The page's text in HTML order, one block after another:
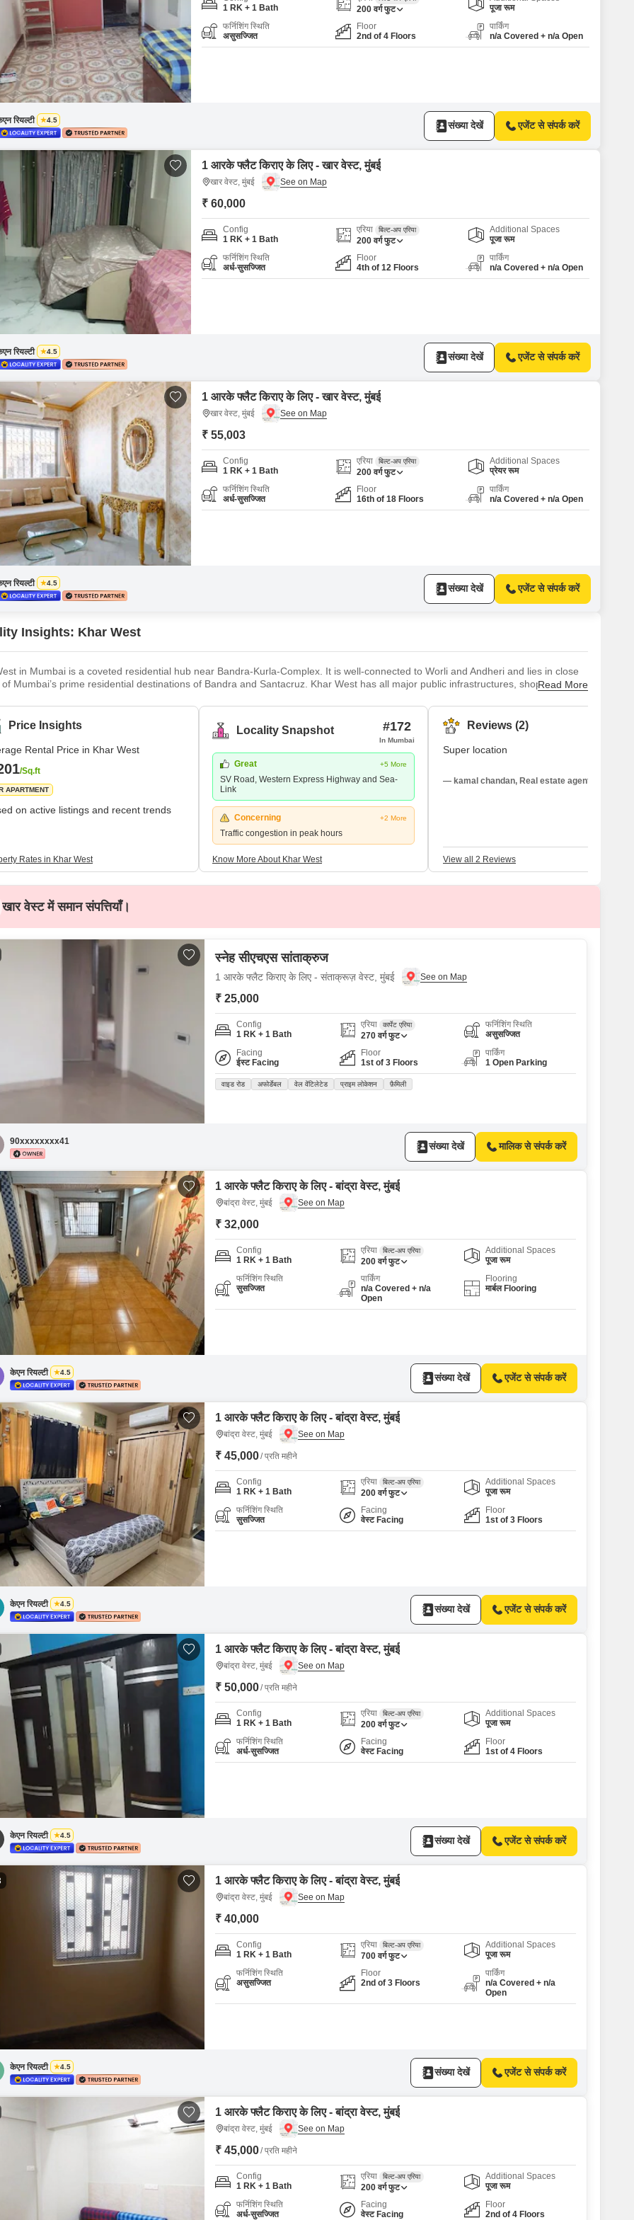
False Ceiling Design
TV Unit Design
Wall Paint Design
Wall Design
Tiles Design
Kitchen Tiles Design
Kitchen False Ceiling Design
Staircase Design
Door Design
Crockery Unit Design
Study Room Design
Mortgage Partnerships
SuperAgent Pro
1 RK + 1 Bath
200 वर्ग फुट
पूजा रूम
फर्निशिंग स्थिति
असुसज्जित
Floor
2nd of 4 Floors
पार्किंग
n/a Covered + n/a Open
रियल्टी 4.5 संख्या देखें एजेंट से संपर्क करें
1 आरके फ्लैट किराए के लिए - खार वेस्ट, मुंबई
खार वेस्ट, मुंबई
₹ 60,000
Config
1 RK + 1 Bath
एरिया बिल्ट-अप एरिया
200 वर्ग फुट
Additional Spaces
पूजा रूम
फर्निशिंग स्थिति
अर्ध-सुसज्जित
Floor
4th of 12 Floors
पार्किंग
n/a Covered + n/a Open
रियल्टी 4.5 संख्या देखें एजेंट से संपर्क करें
1 आरके फ्लैट किराए के लिए - खार वेस्ट, मुंबई
खार वेस्ट, मुंबई
₹ 55,003
Config
1 RK + 1 Bath
एरिया बिल्ट-अप एरिया
200 वर्ग फुट
Additional Spaces
प्रेयर रूम
फर्निशिंग स्थिति
अर्ध-सुसज्जित
Floor
16th of 18 Floors
पार्किंग
n/a Covered + n/a Open
रियल्टी 4.5 संख्या देखें एजेंट से संपर्क करें
Insights: Khar West
in Mumbai is a coveted residential hub near Bandra-Kurla-Complex. It is well-connected to Worli and Andheri and lies in close
of Mumbai’s prime residential destinations of Bandra and Santacruz. Khar West has all major public infrastructures, shopping
locations across Mumbai, thanks to the location’s proximity to the Khar Road Railwa
Read More
Price Insights
Rental Price in Khar West
/Sq.ft
APARTMENT
on active listings and recent trends
Rates in Khar West
Locality Snapshot #172
In Mumbai
Great +5 More
SV Road, Western Express Highway and Sea-
Link
Concerning +2 More
Traffic congestion in peak hours
Know More About Khar West
Reviews (2)
Super location
— kamal chandan, Real estate agent
View all 2 Reviews
खार वेस्ट में समान संपत्तियाँ।
स्नेह सीएचएस सांताक्रुज
1 आरके फ्लैट किराए के लिए - संताक्रूज़ वेस्ट, मुंबई
₹ 25,000
Config
1 RK + 1 Bath
एरिया कार्पेट एरिया
270 वर्ग फुट
फर्निशिंग स्थिति
असुसज्जित
Facing
ईस्ट Facing
Floor
1st of 3 Floors
पार्किंग
1 Open Parking
वाइड रोड अफोर्डेबल वेल वेंटिलेटेड प्राइम लोकेशन फ़ैमिली
90xxxxxxxx41 संख्या देखें मालिक से संपर्क करें
1 आरके फ्लैट किराए के लिए - बांद्रा वेस्ट, मुंबई
बांद्रा वेस्ट, मुंबई
₹ 32,000
Config
1 RK + 1 Bath
एरिया बिल्ट-अप एरिया
200 वर्ग फुट
Additional Spaces
पूजा रूम
फर्निशिंग स्थिति
सुसज्जित
पार्किंग
n/a Covered + n/a
Open
Flooring
मार्बल Flooring
केएन रियल्टी 4.5 संख्या देखें एजेंट से संपर्क करें
1 आरके फ्लैट किराए के लिए - बांद्रा वेस्ट, मुंबई
बांद्रा वेस्ट, मुंबई
₹ 45,000/ प्रति महीने
Config
1 RK + 1 Bath
एरिया बिल्ट-अप एरिया
200 वर्ग फुट
Additional Spaces
पूजा रूम
फर्निशिंग स्थिति
सुसज्जित
Facing
वेस्ट Facing
Floor
1st of 3 Floors
केएन रियल्टी 4.5 संख्या देखें एजेंट से संपर्क करें
1 आरके फ्लैट किराए के लिए - बांद्रा वेस्ट, मुंबई
बांद्रा वेस्ट, मुंबई
₹ 50,000/ प्रति महीने
Config
1 RK + 1 Bath
एरिया बिल्ट-अप एरिया
200 वर्ग फुट
Additional Spaces
पूजा रूम
फर्निशिंग स्थिति
अर्ध-सुसज्जित
Facing
वेस्ट Facing
Floor
1st of 4 Floors
केएन रियल्टी 4.5 संख्या देखें एजेंट से संपर्क करें
1 आरके फ्लैट किराए के लिए - बांद्रा वेस्ट, मुंबई
बांद्रा वेस्ट, मुंबई
₹ 40,000
Config
1 RK + 1 Bath
एरिया बिल्ट-अप एरिया
700 वर्ग फुट
Additional Spaces
पूजा रूम
फर्निशिंग स्थिति
असुसज्जित
Floor
2nd of 3 Floors
पार्किंग
n/a Covered + n/a
Open
केएन रियल्टी 4.5 संख्या देखें एजेंट से संपर्क करें
1 आरके फ्लैट किराए के लिए - बांद्रा वेस्ट, मुंबई
बांद्रा वेस्ट, मुंबई
₹ 45,000/ प्रति महीने
Config
1 RK + 1 Bath
एरिया बिल्ट-अप एरिया
200 वर्ग फुट
Additional Spaces
पूजा रूम
फर्निशिंग स्थिति
अर्ध-सुसज्जित
Facing
वेस्ट Facing
Floor
2nd of 4 Floors